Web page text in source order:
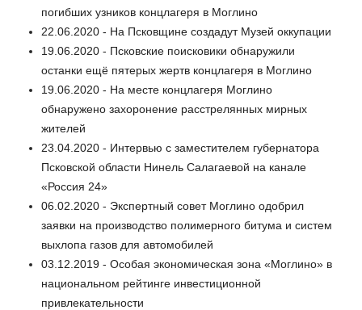
погибших узников концлагеря в Моглино
22.06.2020 - На Псковщине создадут Музей оккупации
19.06.2020 - Псковские поисковики обнаружили
останки ещё пятерых жертв концлагеря в Моглино
19.06.2020 - На месте концлагеря Моглино
обнаружено захоронение расстрелянных мирных
жителей
23.04.2020 - Интервью с заместителем губернатора
Псковской области Нинель Салагаевой на канале
«Россия 24»
06.02.2020 - Экспертный совет Моглино одобрил
заявки на производство полимерного битума и систем
выхлопа газов для автомобилей
03.12.2019 - Особая экономическая зона «Моглино» в
национальном рейтинге инвестиционной
привлекательности